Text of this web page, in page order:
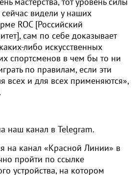
мастерства, тот уровень силы
видели у наших
ROC [Российский
сам по себе доказывает
либо искусственных
спортсменов в чем бы то ни
по правилам, если эти
всех и для всех применяются»,
наш канал в Telegram.
на канал «Красной Линии» в
пройти по ссылке
устройства, на котором